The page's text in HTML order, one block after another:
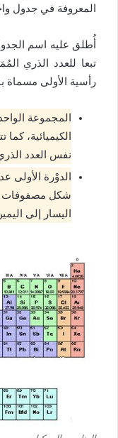
المعروفة في جدول
أُطلق عليه اسم
تبعا للعدد الذري
رأسية الأولى مسماة
المجموعة
الكيميائية،
نفس العدد
الدوْرة الأولى
شكل مصفوفات
اليسار إلى